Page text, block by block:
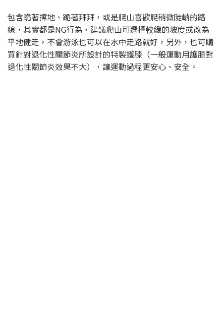
包含跪著擦地、跪著拜拜，或是爬山喜歡爬稍微陡峭的路
線，其實都是NG行為，建議爬山可選擇較緩的坡度或改為
平地健走，不會游泳也可以在水中走路就好，另外，也可購
買針對退化性關節炎所設計的特製護膝（一般運動用護膝對
退化性關節炎效果不大），讓運動過程更安心、安全。